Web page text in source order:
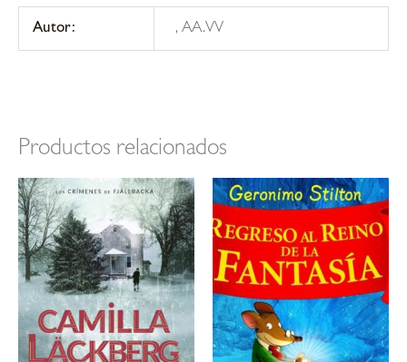
Autor: , AA.VV
Productos relacionados